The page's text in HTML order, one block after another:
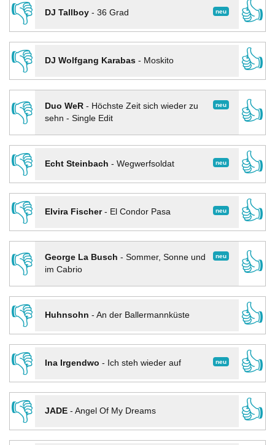
👎 neu
DJ Tallboy- 36 Grad
👍
👎
DJ Wolfgang Karabas- Moskito
👍
👎
neu
Duo WeR- Höchste Zeit sich wieder zu
sehn - Single Edit
👍
👎
neu
Echt Steinbach - Wegwerfsoldat
👍
👎
neu
Elvira Fischer- El Condor Pasa
👍
👎
neu
George La Busch - Sommer, Sonne und
im Cabrio
👍
👎
Huhnsohn - An der Ballermannküste
👍
👎
neu
Ina Irgendwo - Ich steh wieder auf
👍
👎
JADE- Angel Of My Dreams
👍